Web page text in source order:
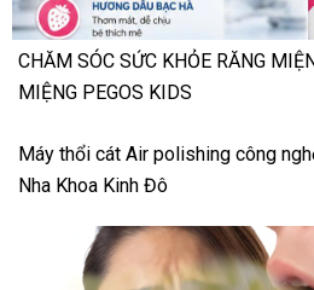
CHĂM SÓC SỨC KHỎE RĂNG
MIỆNG PEGOS KIDS
Máy thổi cát Air polishing công
Nha Khoa Kinh Đô